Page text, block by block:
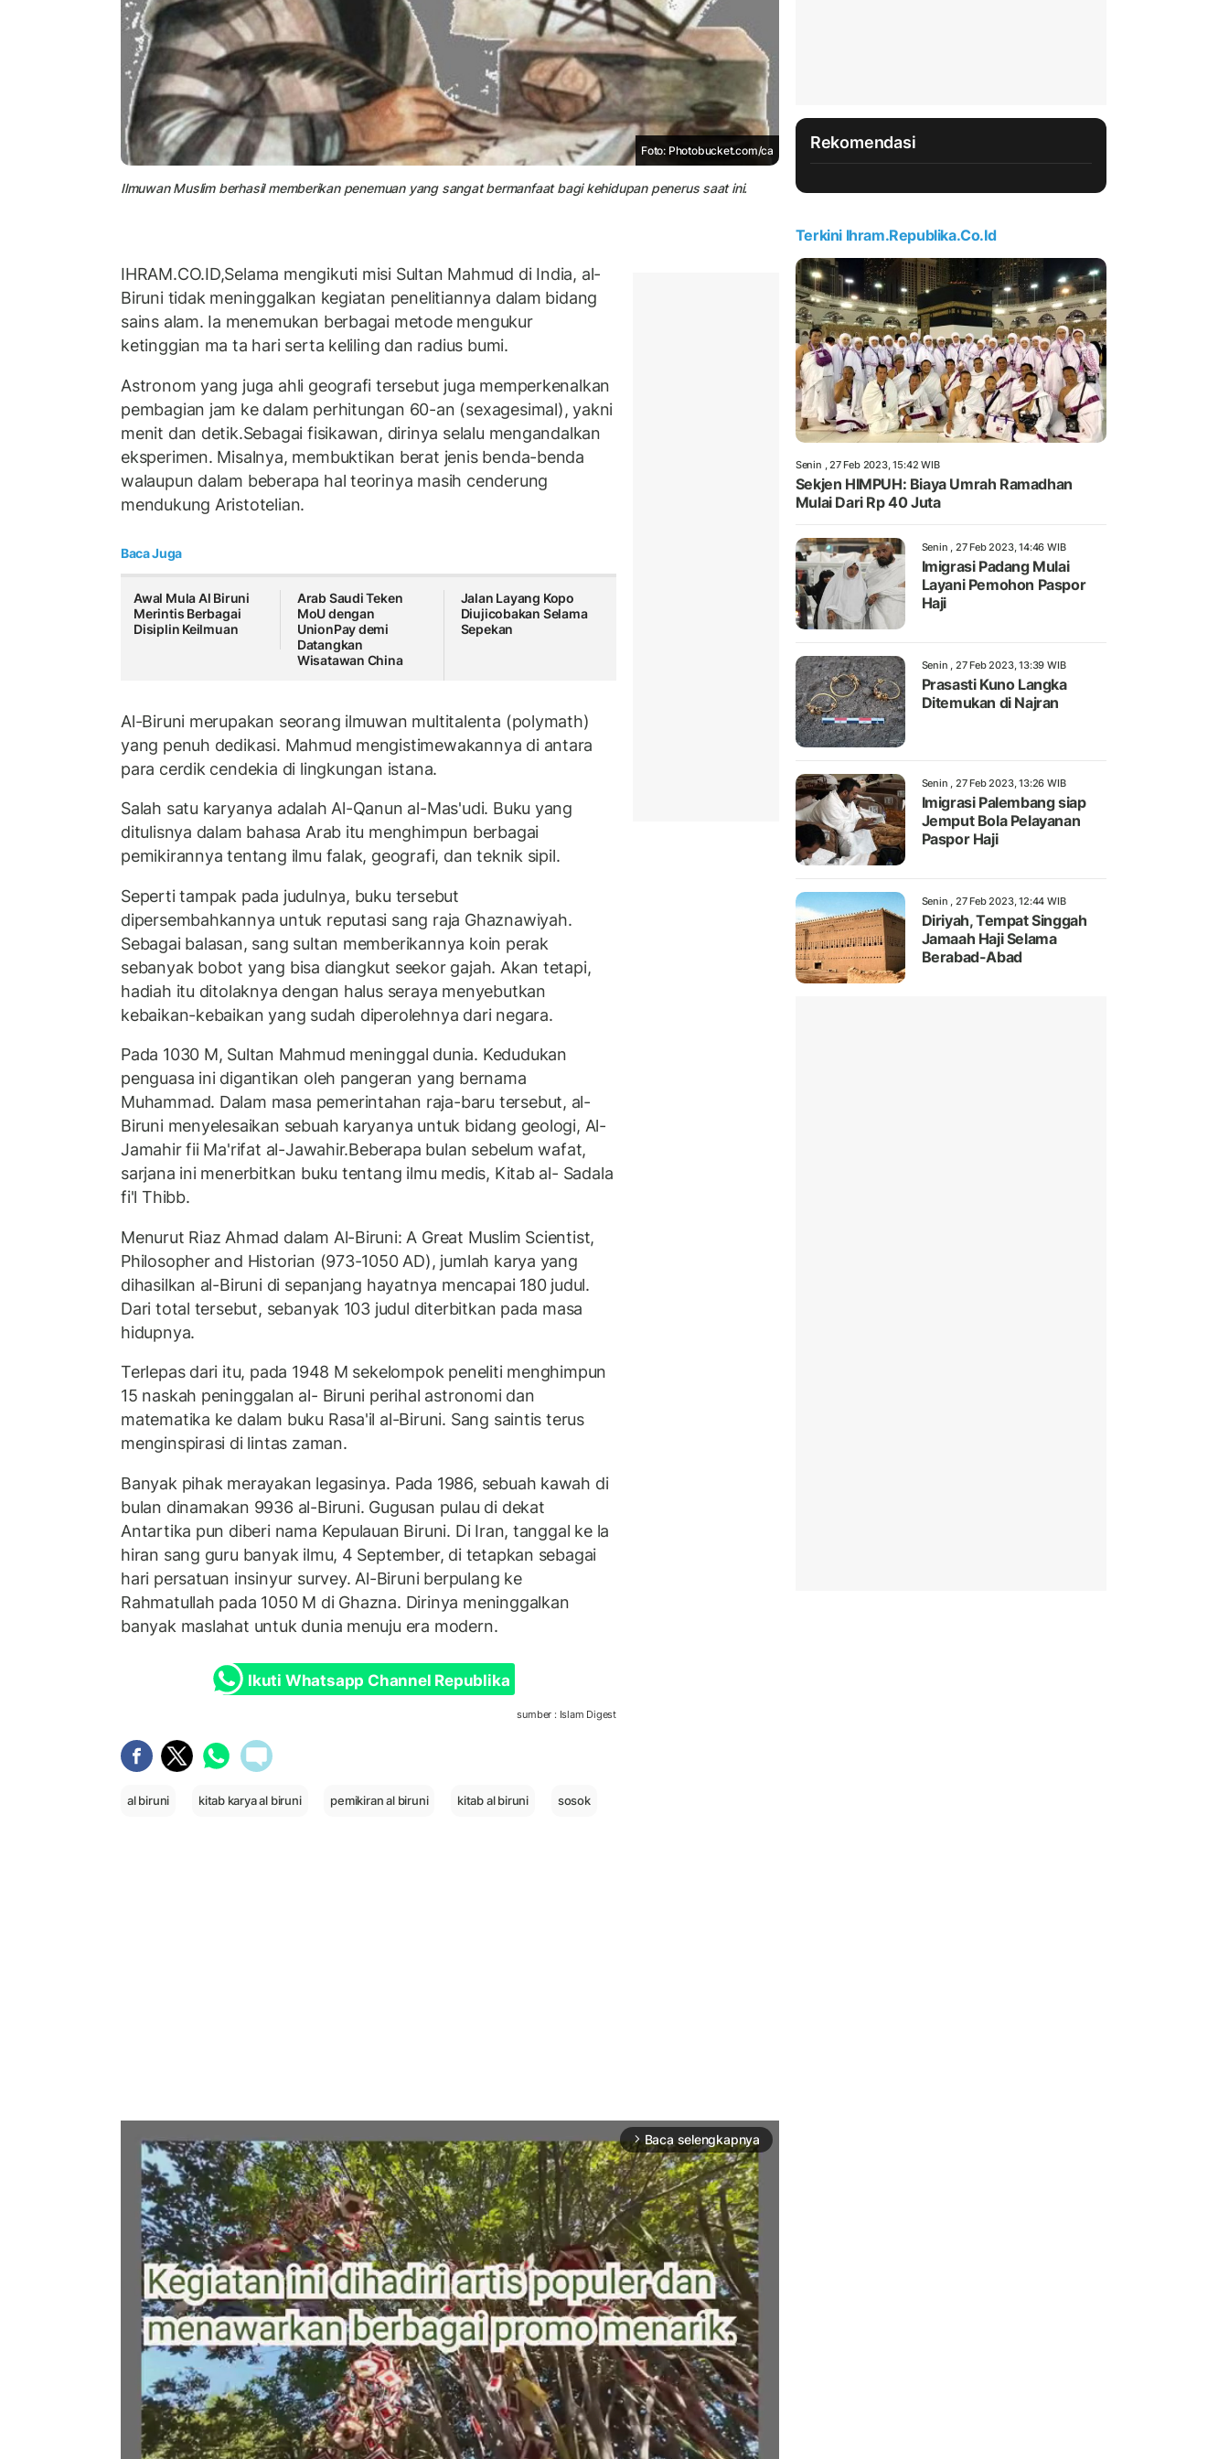
Foto: Photobucket.com/ca
Ilmuwan Muslim berhasil memberikan penemuan yang sangat bermanfaat bagi kehidupan penerus saat ini.
IHRAM.CO.ID,Selama mengikuti misi Sultan Mahmud di India, al-
Biruni tidak meninggalkan kegiatan penelitiannya dalam bidang
sains alam. Ia menemukan berbagai metode mengukur
ketinggian ma ta hari serta keliling dan radius bumi.
Astronom yang juga ahli geografi tersebut juga memperkenalkan
pembagian jam ke dalam perhitungan 60-an (sexagesimal), yakni
menit dan detik.Sebagai fisikawan, dirinya selalu mengandalkan
eksperimen. Misalnya, membuktikan berat jenis benda-benda
walaupun dalam beberapa hal teorinya masih cenderung
mendukung Aristotelian.
Baca Juga
Awal Mula Al Biruni
Merintis Berbagai
Disiplin Keilmuan
Arab Saudi Teken
MoU dengan
UnionPay demi
Datangkan
Wisatawan China
Jalan Layang Kopo
Diujicobakan Selama
Sepekan
Al-Biruni merupakan seorang ilmuwan multitalenta (polymath)
yang penuh dedikasi. Mahmud mengistimewakannya di antara
para cerdik cendekia di lingkungan istana.
Salah satu karyanya adalah Al-Qanun al-Mas'udi. Buku yang
ditulisnya dalam bahasa Arab itu menghimpun berbagai
pemikirannya tentang ilmu falak, geografi, dan teknik sipil.
Seperti tampak pada judulnya, buku tersebut
dipersembahkannya untuk reputasi sang raja Ghaznawiyah.
Sebagai balasan, sang sultan memberikannya koin perak
sebanyak bobot yang bisa diangkut seekor gajah. Akan tetapi,
hadiah itu ditolaknya dengan halus seraya menyebutkan
kebaikan-kebaikan yang sudah diperolehnya dari negara.
Pada 1030 M, Sultan Mahmud meninggal dunia. Kedudukan
penguasa ini digantikan oleh pangeran yang bernama
Muhammad. Dalam masa pemerintahan raja-baru tersebut, al-
Biruni menyelesaikan sebuah karyanya untuk bidang geologi, Al-
Jamahir fii Ma'rifat al-Jawahir.Beberapa bulan sebelum wafat,
sarjana ini menerbitkan buku tentang ilmu medis, Kitab al- Sadala
fi'l Thibb.
Menurut Riaz Ahmad dalam Al-Biruni: A Great Muslim Scientist,
Philosopher and Historian (973-1050 AD), jumlah karya yang
dihasilkan al-Biruni di sepanjang hayatnya mencapai 180 judul.
Dari total tersebut, sebanyak 103 judul diterbitkan pada masa
hidupnya.
Terlepas dari itu, pada 1948 M sekelompok peneliti menghimpun
15 naskah peninggalan al- Biruni perihal astronomi dan
matematika ke dalam buku Rasa'il al-Biruni. Sang saintis terus
menginspirasi di lintas zaman.
Banyak pihak merayakan legasinya. Pada 1986, sebuah kawah di
bulan dinamakan 9936 al-Biruni. Gugusan pulau di dekat
Antartika pun diberi nama Kepulauan Biruni. Di Iran, tanggal ke la
hiran sang guru banyak ilmu, 4 September, di tetapkan sebagai
hari persatuan insinyur survey. Al-Biruni berpulang ke
Rahmatullah pada 1050 M di Ghazna. Dirinya meninggalkan
banyak maslahat untuk dunia menuju era modern.
Ikuti Whatsapp Channel Republika
sumber : Islam Digest
al biruni kitab karya al biruni pemikiran al biruni kitab al biruni sosok
arrow_forward_ios Baca selengkapnya
Rekomendasi
Terkini Ihram.republika.co.id
Senin , 27 Feb 2023, 15:42 WIB
Sekjen HIMPUH: Biaya Umrah Ramadhan
Mulai Dari Rp 40 Juta
Senin , 27 Feb 2023, 14:46 WIB
Imigrasi Padang Mulai
Layani Pemohon Paspor
Haji
Senin , 27 Feb 2023, 13:39 WIB
Prasasti Kuno Langka
Ditemukan di Najran
Senin , 27 Feb 2023, 13:26 WIB
Imigrasi Palembang siap
Jemput Bola Pelayanan
Paspor Haji
Senin , 27 Feb 2023, 12:44 WIB
Diriyah, Tempat Singgah
Jamaah Haji Selama
Berabad-Abad